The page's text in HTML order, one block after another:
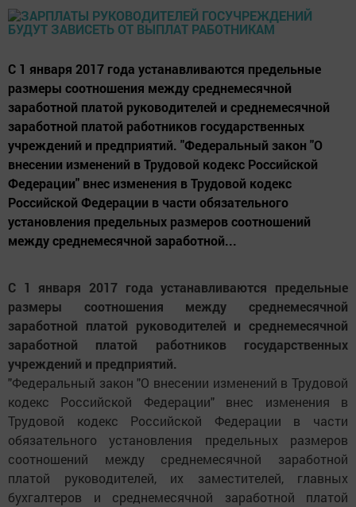
автор, 7 января 2017 - 05:31
С 1 января 2017 года устанавливаются предельные
размеры соотношения между среднемесячной
заработной платой руководителей и среднемесячной
заработной платой работников государственных
учреждений и предприятий. "Федеральный закон "О
внесении изменений в Трудовой кодекс Российской
Федерации" внес изменения в Трудовой кодекс
установления предельных размеров соотношений
между среднемесячной заработной...
С 1 января 2017 года устанавливаются предельные
размеры соотношения между среднемесячной
заработной платой руководителей и среднемесячной
заработной платой работников государственных
учреждений и предприятий.
"Федеральный закон "О внесении изменений в Трудовой
кодекс Российской Федерации" внес изменения в
Трудовой кодекс Российской Федерации в части
обязательного установления предельных размеров